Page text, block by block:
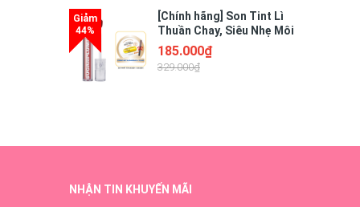
[Chính hãng] Son Tint Lì
Thuần Chay, Siêu Nhẹ Môi
OFÉLIA Sugarplum
MistyNow Blurring Tint
Hàn Quốc 3.8g
185.000₫
329.000₫
NHẬN TIN KHUYẾN MÃI